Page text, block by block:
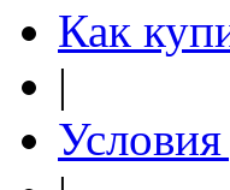
Как
|